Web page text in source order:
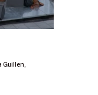
Guillen,